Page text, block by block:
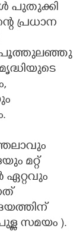
പുതുക്കി
പ്രധാന
പൂത്തുലഞ്ഞു
മറ്റ്
ഏറ്റവും
സമയം ).